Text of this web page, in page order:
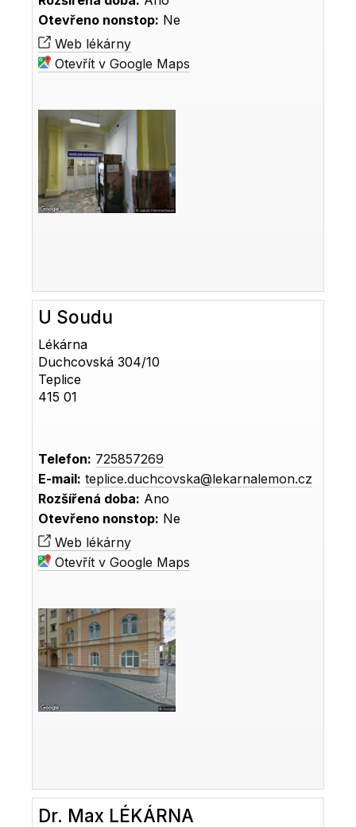
Otevřeno nonstop: Ne
Web lékárny
Otevřít v Google Maps
U Soudu
Lékárna
Duchcovská 304/10
Teplice
415 01
Telefon: 725857269
E-mail: teplice.duchcovska@lekarnalemon.cz
Rozšířená doba: Ano
Otevřeno nonstop: Ne
Web lékárny
Otevřít v Google Maps
Dr. Max LÉKÁRNA